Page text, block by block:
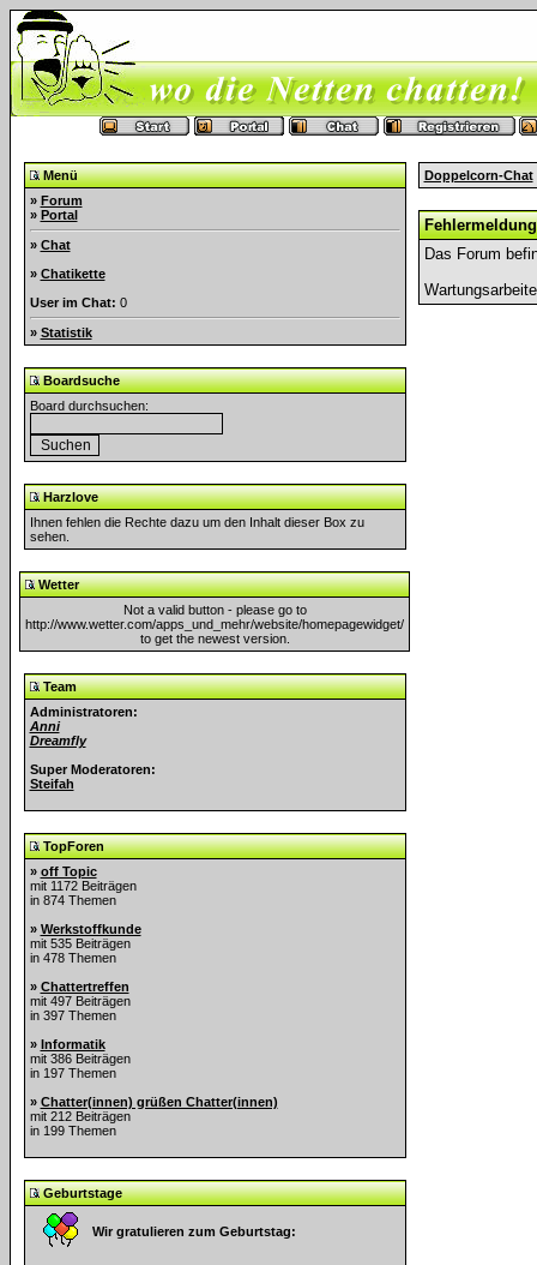
Menü
» Forum
» Portal
» Chat
» Chatikette
User im Chat: 0
» Statistik
Boardsuche
Board durchsuchen:
Harzlove
Ihnen fehlen die Rechte dazu um den Inhalt dieser Box zu
sehen.
Wetter
Not a valid button - please go to
http://www.wetter.com/apps_und_mehr/website/homepagewidget/
to get the newest version.
Team
Administratoren:
Anni
Dreamfly
Super Moderatoren:
Steifah
TopForen
» off Topic
mit 1172 Beiträgen
in 874 Themen
» Werkstoffkunde
mit 535 Beiträgen
in 478 Themen
» Chattertreffen
mit 497 Beiträgen
in 397 Themen
» Informatik
mit 386 Beiträgen
in 197 Themen
» Chatter(innen) grüßen Chatter(innen)
mit 212 Beiträgen
in 199 Themen
Geburtstage
Wir gratulieren zum Geburtstag:
Doppelcorn-Chat
Fehlermeldung
Das Forum